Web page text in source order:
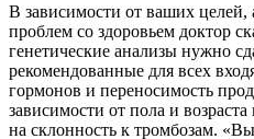
В зависимости от ваших
проблем со здоровьем доктор
генетические анализы нужно
рекомендованные для всех
гормонов и переносимость
зависимости от пола и
на склонность к тромбозам.